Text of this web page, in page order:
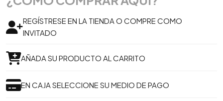
REGÍSTRESE EN LA TIENDA O COMPRE COMO
INVITADO
AÑADA SU PRODUCTO AL CARRITO
EN CAJA SELECCIONE SU MEDIO DE PAGO